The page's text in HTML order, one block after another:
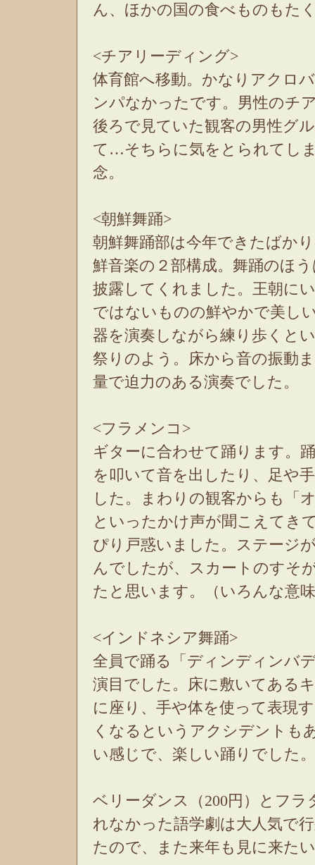
ん、ほかの国の食べものもた
<チアリーディング>
体育館へ移動。かなりアクロ
ンパなかったです。男性のチ
後ろで見ていた観客の男性グ
て…そちらに気をとられてし
念。
<朝鮮舞踊>
朝鮮舞踊部は今年できたばか
鮮音楽の２部構成。舞踊のほ
披露してくれました。王朝に
ではないものの鮮やかで美し
器を演奏しながら練り歩くと
祭りのよう。床から音の振動
量で迫力のある演奏でした。
<フラメンコ>
ギターに合わせて踊ります。
を叩いて音を出したり、足や
した。まわりの観客からも「
といったかけ声が聞こえてき
ぴり戸惑いました。ステージ
んでしたが、スカートのすそ
たと思います。（いろんな意
<インドネシア舞踊>
全員で踊る「ディンディンバ
演目でした。床に敷いてある
に座り、手や体を使って表現
くなるというアクシデント
い感じで、楽しい踊りでした
ベリーダンス（200円）とフラ
れなかった語学劇は大人気で
たので、また来年も見に来た